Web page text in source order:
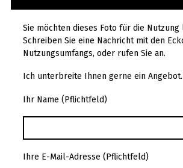
Sie möchten dieses Foto für die Nutzung
Schreiben Sie eine Nachricht mit den
Nutzungsumfangs, oder rufen Sie an.
Ich unterbreite Ihnen gerne ein Angebot.
Ihr Name (Pflichtfeld)
Ihre E-Mail-Adresse (Pflichtfeld)